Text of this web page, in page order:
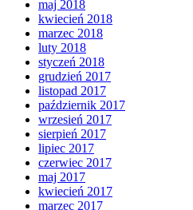
maj 2018
kwiecień 2018
marzec 2018
luty 2018
styczeń 2018
grudzień 2017
listopad 2017
październik 2017
wrzesień 2017
sierpień 2017
lipiec 2017
czerwiec 2017
maj 2017
kwiecień 2017
marzec 2017